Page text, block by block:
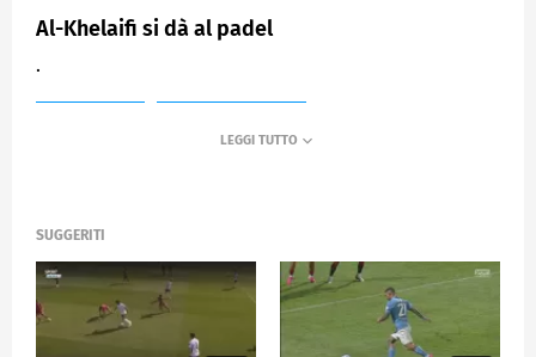
Al-Khelaifi si dà al padel
.
SUGGERITI